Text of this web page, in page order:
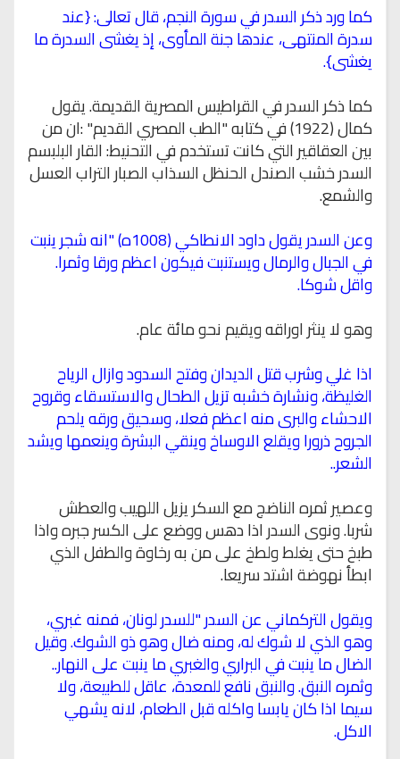
كما ورد ذكر السدر في سورة النجم، قال تعالى: {عند
سدرة المنتهى، عندها جنة المأوى، إذ يغشى السدرة ما
يغشى}.
كما ذكر السدر في القراطيس المصرية القديمة. يقول
كمال (1922) في كتابه "الطب المصري القديم" :ان من
بين العقاقير التي كانت تستخدم في التحنيط: القار البلبسم
السدر خشب الصندل الحنظل السذاب الصبار التراب العسل
والشمع.
وعن السدر يقول داود الانطاكي (1008ه) "انه شجر ينبت
في الجبال والرمال ويستنبت فيكون اعظم ورقا وثمرا.
واقل شوكا.
وهو لا ينثر اوراقه ويقيم نحو مائة عام.
اذا غلي وشرب قتل الديدان وفتح السدود وازال الرياح
الغليظة، ونشارة خشبه تزيل الطحال والاستسقاء وقروح
الاحشاء والبرى منه اعظم فعلا، وسحيق ورقه يلحم
الجروح ذرورا ويقلع الاوساخ وينقي البشرة وينعمها ويشد
الشعر..
وعصير ثمره الناضج مع السكر يزيل اللهيب والعطش
شربا. ونوى السدر اذا دهس ووضع على الكسر جبره واذا
طبخ حتى يغلط ولطخ على من به رخاوة والطفل الذي
ابطأ نهوضة اشتد سريعا.
ويقول التركماني عن السدر "للسدر لونان، فمنه غبري،
وهو الذي لا شوك له، ومنه ضال وهو ذو الشوك. وقيل
الضال ما ينبت في البراري والغبري ما ينبت على النهار..
وثمره النبق. والنبق نافع للمعدة، عاقل للطبيعة، ولا
سيما اذا كان يابسا واكله قبل الطعام، لانه يشهي
الاكل.